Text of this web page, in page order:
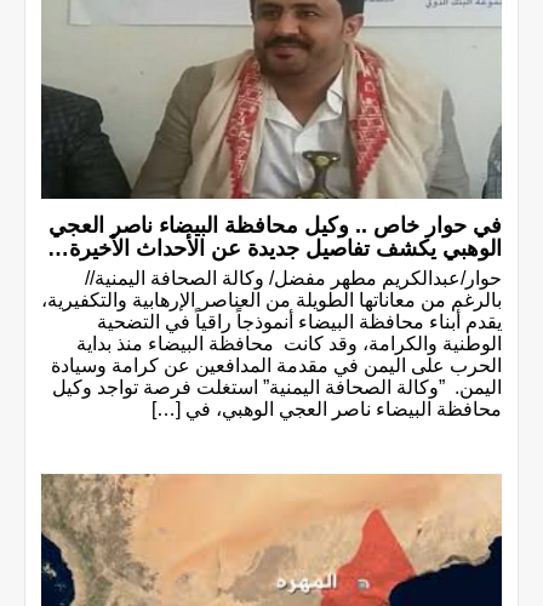
في حوار خاص .. وكيل محافظة البيضاء ناصر العجي
الوهبي يكشف تفاصيل جديدة عن الأحداث الأخيرة…
حوار/عبدالكريم مطهر مفضل/ وكالة الصحافة اليمنية//
بالرغم من معاناتها الطويلة من العناصر الإرهابية والتكفيرية،
يقدم أبناء محافظة البيضاء أنموذجاً راقياً في التضحية
الوطنية والكرامة، وقد كانت محافظة البيضاء منذ بداية
الحرب على اليمن في مقدمة المدافعين عن كرامة وسيادة
اليمن. ”وكالة الصحافة اليمنية” استغلت فرصة تواجد وكيل
محافظة البيضاء ناصر العجي الوهبي، في […]